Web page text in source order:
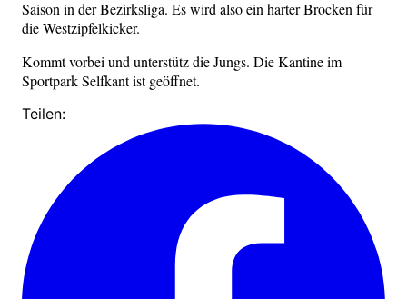
Saison in der Bezirksliga. Es wird also ein harter Brocken für
die Westzipfelkicker.
Kommt vorbei und unterstütz die Jungs. Die Kantine im
Sportpark Selfkant ist geöffnet.
Teilen: